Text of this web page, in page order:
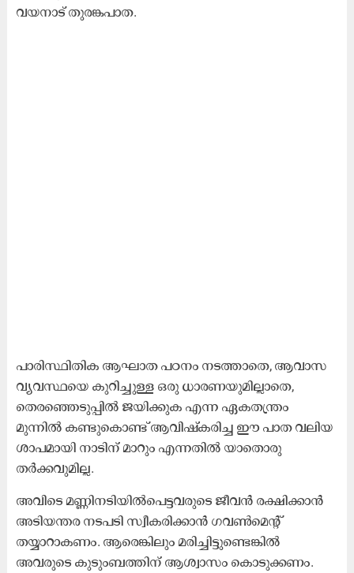
വയനാട് തുരങ്കപാത.
പാരിസ്ഥിതിക ആഘാത പഠനം നടത്താതെ, ആവാസ
വ്യവസ്ഥയെ കുറിച്ചുള്ള ഒരു ധാരണയുമില്ലാതെ,
തെരഞ്ഞെടുപ്പിൽ ജയിക്കുക എന്ന ഏകതന്ത്രം
മുന്നിൽ കണ്ടുകൊണ്ട് ആവിഷ്കരിച്ച ഈ പാത വലിയ
ശാപമായി നാടിന് മാറും എന്നതിൽ യാതൊരു
തർക്കവുമില്ല.
അവിടെ മണ്ണിനടിയിൽപെട്ടവരുടെ ജീവൻ രക്ഷിക്കാൻ
അടിയന്തര നടപടി സ്വീകരിക്കാൻ ഗവൺമെന്റ്
തയ്യാറാകണം. ആരെങ്കിലും മരിച്ചിട്ടുണ്ടെങ്കിൽ
അവരുടെ കുടുംബത്തിന് ആശ്വാസം കൊടുക്കണം.